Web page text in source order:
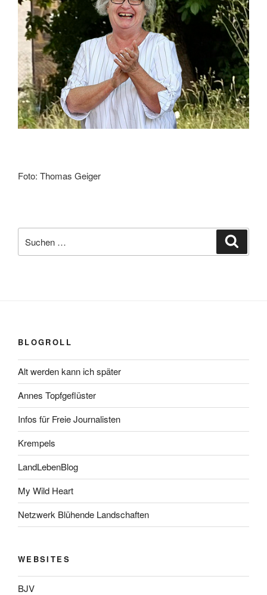
Foto: Thomas Geiger
nach:
BLOGROLL
Alt werden kann ich später
Annes Topfgeflüster
Infos für Freie Journalisten
Krempels
LandLebenBlog
My Wild Heart
Netzwerk Blühende Landschaften
WEBSITES
BJV